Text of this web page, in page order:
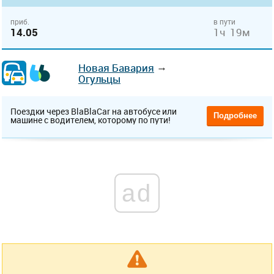
приб.
14.05
в пути
1ч 19м
Новая Бавария →
Огульцы
Поездки через BlaBlaCar на автобусе или
машине с водителем, которому по пути! Подробнее
ad